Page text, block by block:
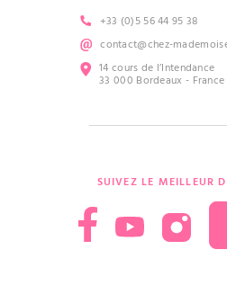
+33 (0)5 56 44 95 38
contact@chez-
14 cours de l’Intendance
33 000 Bordeaux - France
SUIVEZ LE MEILLEUR